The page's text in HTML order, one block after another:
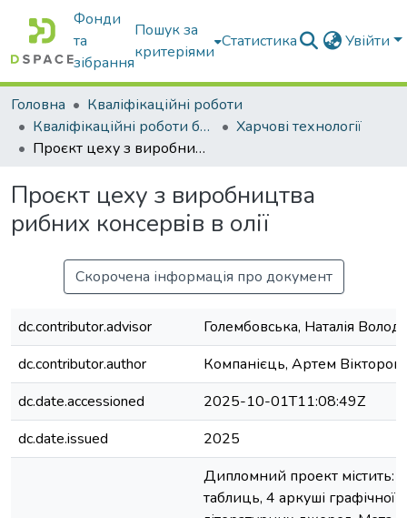
Фонди
та
зібрання
Пошук за
критеріями
Статистика Увійти
Головна
Кваліфікаційні роботи
Кваліфікаційні роботи бакалаврів
Харчові технології
Проєкт цеху з виробництва рибних консервів в олії
Проєкт цеху з виробництва
рибних консервів в олії
Скорочена інформація про документ
dc.contributor.advisor
Голембовська, Наталія
dc.contributor.author
Компанієць, Артем
dc.date.accessioned
2025-10-01T11:08:49Z
dc.date.issued
2025
Дипломний проект містить:
таблиць, 4 аркуші графічної